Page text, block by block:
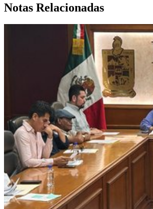
Notas Relacionadas